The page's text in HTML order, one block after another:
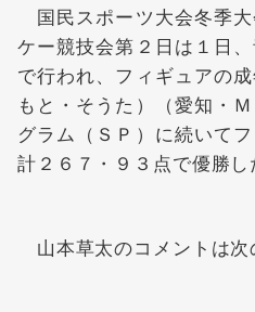
国民スポーツ大会冬季
ケー競技会第２日は１日
で行われ、フィギュアの
もと・そうた）（愛知・
グラム（ＳＰ）に続いて
計２６７・９３点で優勝し
山本草太のコメントは次